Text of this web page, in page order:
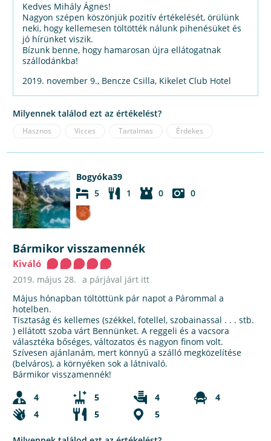
Kedves Mihály Ágnes!
Nagyon szépen köszönjük pozitív értékelését, örülünk
neki, hogy kellemesen töltötték nálunk pihenésüket és
jó hírünket viszik.
Bízunk benne, hogy hamarosan újra ellátogatnak
szállodánkba!
2019. november 9., Bencze Csilla, Kikelet Club Hotel
Milyennek találod ezt az értékelést?
Hasznos Vicces Tartalmas Érdekes
Bogyóka39
5
1 0 0
Bármikor visszamennék
Kiváló
2019. május 28. a párjával járt itt
Május hónapban töltöttünk pár napot a Párommal a
hotelben.
Tisztaság és kellemes (székkel, fotellel, szobainassal . . . stb.
) ellátott szoba várt Bennünket. A reggeli és a vacsora
választéka bőséges, változatos és nagyon finom volt.
Szívesen ajánlanám, mert könnyű a szálló megközelítése
(belváros), a környéken sok a látnivaló.
Bármikor visszamennék!
4
5 4
4
4
5 5